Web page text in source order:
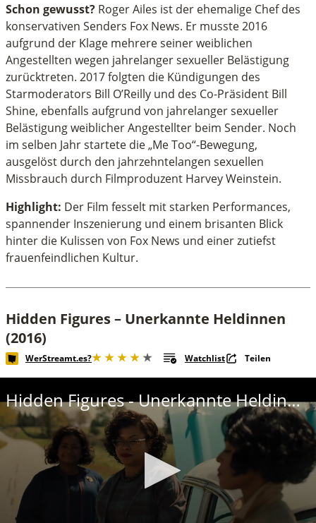
Schon gewusst? Roger Ailes ist der ehemalige Chef des
konservativen Senders Fox News. Er musste 2016
aufgrund der Klage mehrere seiner weiblichen
Angestellten wegen jahrelanger sexueller Belästigung
zurücktreten. 2017 folgten die Kündigungen des
Starmoderators Bill O’Reilly und des Co-Präsident Bill
Shine, ebenfalls aufgrund von jahrelanger sexueller
Belästigung weiblicher Angestellter beim Sender. Noch
im selben Jahr startete die „Me Too“-Bewegung,
ausgelöst durch den jahrzehntelangen sexuellen
Missbrauch durch Filmproduzent Harvey Weinstein.
Highlight: Der Film fesselt mit starken Performances,
spannender Inszenierung und einem brisanten Blick
hinter die Kulissen von Fox News und einer zutiefst
frauenfeindlichen Kultur.
Hidden Figures – Unerkannte Heldinnen
(2016)
WerStreamt.es? Watchlist Teilen
Hidden Figures - Unerkannte Heldinnen Trailer